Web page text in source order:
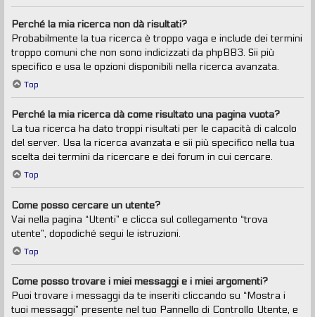
Perché la mia ricerca non dà risultati?
Probabilmente la tua ricerca è troppo vaga e include dei termini
troppo comuni che non sono indicizzati da phpBB3. Sii più
specifico e usa le opzioni disponibili nella ricerca avanzata.
Top
Perché la mia ricerca dà come risultato una pagina vuota?
La tua ricerca ha dato troppi risultati per le capacità di calcolo
del server. Usa la ricerca avanzata e sii più specifico nella tua
scelta dei termini da ricercare e dei forum in cui cercare.
Top
Come posso cercare un utente?
Vai nella pagina “Utenti” e clicca sul collegamento “trova
utente”, dopodiché segui le istruzioni.
Top
Come posso trovare i miei messaggi e i miei argomenti?
Puoi trovare i messaggi da te inseriti cliccando su “Mostra i
tuoi messaggi” presente nel tuo Pannello di Controllo Utente, e